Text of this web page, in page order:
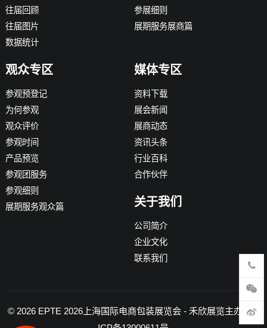
往届回顾
往届图片
数据统计
参展细则
展期服务展商篇
观众专区
参观预登记
为何参观
观众评价
参观时间
产品预览
参观团服务
参观细则
展期服务观众篇
媒体专区
资料下载
展会新闻
展商动态
资讯头条
行业百科
合作伙伴
关于我们
公司简介
企业文化
联系我们
© 2026 EPTE 2026上海国际电商包装展览会- 禾欣展览主办 -沪